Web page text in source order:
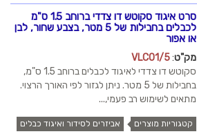
סרט איגוד סקוטש דו צדדי ברוחב 1.5 ס"מ
לכבלים בחבילות של 5 מטר, בצבע שחור, לבן
או אפור
מק"ט:
VLC01/5
סקוטש דו צדדי לאיגוד לכבלים ברוחב 1.5 ס"מ,
בחבילות של 5 מטר. ניתן לגזור לפי האורך הרצוי.
מתאים לשימוש רב פעמי,...
קטגוריות מוצרים אביזרים לסידור ואיגוד כבלים